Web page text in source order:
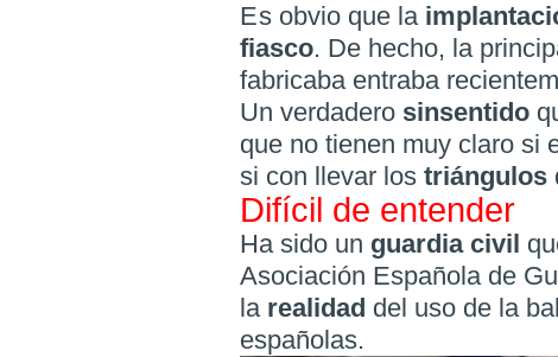
Es obvio que la
fiasco. De hecho, la
fabricaba entraba
Un verdadero sinsentido
que no tienen muy claro si
si con llevar los triángulos
Difícil de entender
Ha sido un guardia civil
Asociación Española de
la realidad del uso de la
españolas.